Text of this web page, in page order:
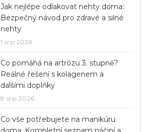
Jak nejlépe odlakovat nehty doma:
Bezpečný návod pro zdravé a silné
nehty
1 srp 2026
Co pomáhá na artrózu 3. stupně?
Reálné řešení s kolagenem a
dalšími doplňky
8 srp 2026
Co vše potřebujete na manikúru